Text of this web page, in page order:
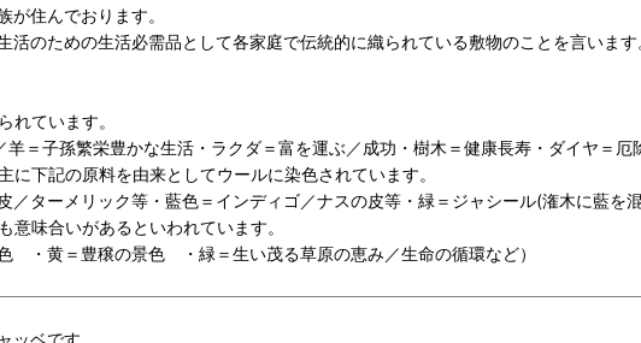
住んでおります。
のための生活必需品として各家庭で伝統的に織られている敷物のことを言います
ています。
＝子孫繁栄豊かな生活・ラクダ＝富を運ぶ／成功・樹木＝健康長寿・ダイヤ＝厄
下記の原料を由来としてウールに染色されています。
／ターメリック等・藍色＝インディゴ／ナスの皮等・緑＝ジャシール(潅木に藍を
味合いがあるといわれています。
・黄＝豊穣の景色 ・緑＝生い茂る草原の恵み／生命の循環など）
ッベです。